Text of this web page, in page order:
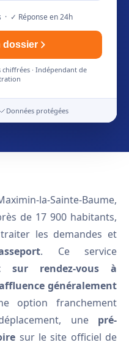
· ✓ Réponse en 24h
dossier
chiffrées · Indépendant de
Données protégées
la-Sainte-Baume,
de 17 900 habitants,
les demandes et
. Ce service
sur rendez-vous à
généralement
option franchement
une pré-
sur le site officiel de